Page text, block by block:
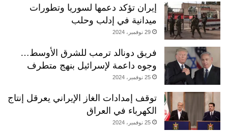
إيران تؤكد دعمها لسوريا وتطورات
ميدانية في إدلب وحلب
29 نوفمبر، 2024
فريق دونالد ترمب للشرق الأوسط…
وجوه داعمة لإسرائيل بنهج متطرف
25 نوفمبر، 2024
توقف إمدادات الغاز الإيراني يعرقل إنتاج
الكهرباء في العراق
25 نوفمبر، 2024